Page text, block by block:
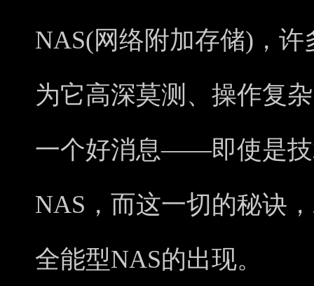
NAS(网络附加存储)，
为它高深莫测、操作复
一个好消息——即使是技
NAS，而这一切的秘诀
全能型NAS的出现。